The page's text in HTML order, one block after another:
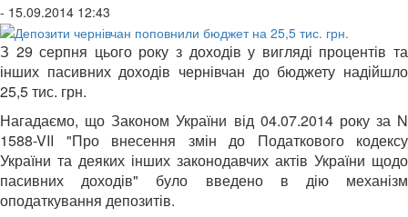
- 15.09.2014 12:43
З 29 серпня цього року з доходів у вигляді процентів та
інших пасивних доходів чернівчан до бюджету надійшло
25,5 тис. грн.
Нагадаємо, що Законом України від 04.07.2014 року за N
1588-VII "Про внесення змін до Податкового кодексу
України та деяких інших законодавчих актів України щодо
пасивних доходів" було введено в дію механізм
оподаткування депозитів.